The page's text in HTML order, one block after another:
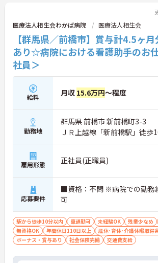
医療法人相生会わかば病院 医療法人相生会
【群馬県／前橋市】賞与計4.5ヶ
あり☆病院における看護助手のお
社員＞
給料 月収 15.6万円～程度
勤務地
群馬県 前橋市 新前橋町3-3
ＪＲ上越線「新前橋駅」徒歩
雇用形態 正社員(正職員)
応募要件
■資格：不問 ※病院での勤務
可
駅から徒歩10分以内 車通勤可 未経験OK 残業少なめ
無資格OK
年間休日110日以上
産休･育休･介護休暇取得
ボーナス・賞与あり
社会保険完備 交通費支給